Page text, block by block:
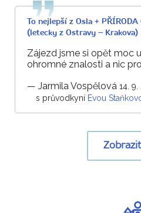
To nejlepší z Osla + PŘÍRODA
(letecky z Ostravy – Krakova)
Zájezd jsme si opět moc
ohromné znalosti a nic
— Jarmila Vospělová 14.
s průvodkyní Evou
Zobrazit